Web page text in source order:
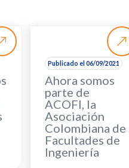
Publicado el 06/09/2021
Ahora somos
parte de
ACOFI, la
Asociación
Colombiana de
Facultades de
Ingeniería